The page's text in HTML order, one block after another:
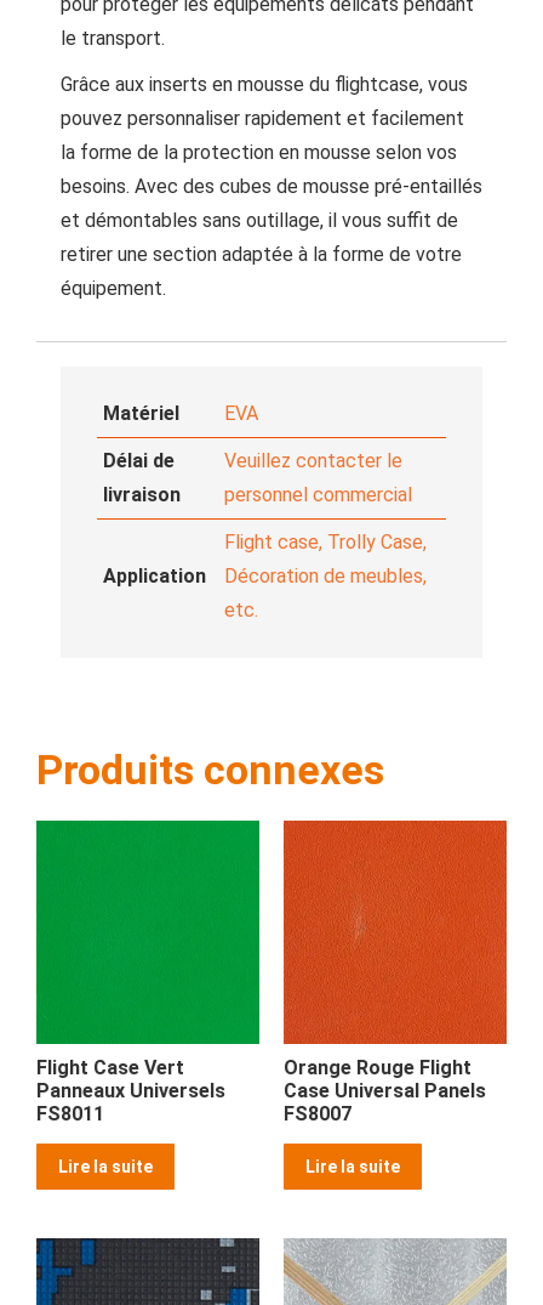
le transport.
Grâce aux inserts en mousse du flightcase, vous
pouvez personnaliser rapidement et facilement
la forme de la protection en mousse selon vos
besoins. Avec des cubes de mousse pré-entaillés
et démontables sans outillage, il vous suffit de
retirer une section adaptée à la forme de votre
équipement.
Matériel EVA
Délai de
livraison
Veuillez contacter le
personnel commercial
Application
Flight case, Trolly Case,
Décoration de meubles,
etc.
Produits connexes
Flight Case Vert
Panneaux Universels
FS8011
Lire la suite
Orange Rouge Flight
Case Universal Panels
FS8007
Lire la suite